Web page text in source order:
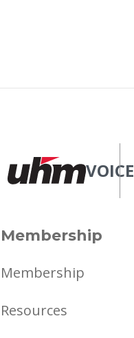
VOICE
Membership
Membership
Resources